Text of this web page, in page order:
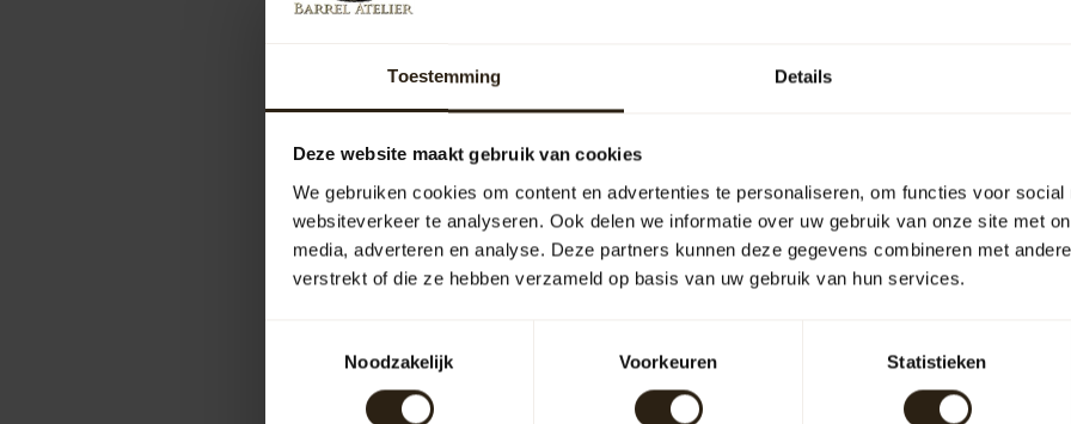
Toestemming Details
Deze website maakt gebruik van cookies
We gebruiken cookies om content en advertenties te personaliseren, om functies voor social
websiteverkeer te analyseren. Ook delen we informatie over uw gebruik van onze site met
media, adverteren en analyse. Deze partners kunnen deze gegevens combineren met
verstrekt of die ze hebben verzameld op basis van uw gebruik van hun services.
Noodzakelijk
Voorkeuren Statistieken
Prachtige, handgemaakte kuip van
kwaliteit eikenhout. Met zijn slanke
Prachtige, handgemaakte
kwaliteit eikenhout. Met zijn
design en ...
Artikelcode:B1389